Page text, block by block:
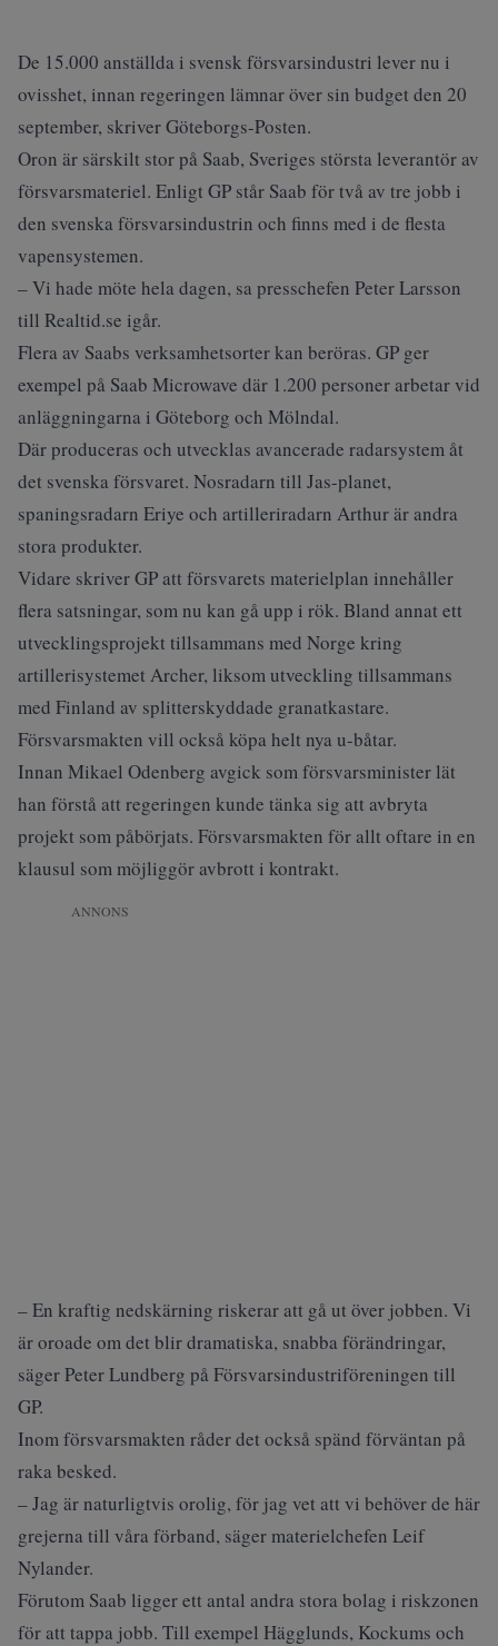
De 15.000 anställda i svensk försvarsindustri lever nu i
ovisshet, innan regeringen lämnar över sin budget den 20
september, skriver Göteborgs-Posten.
Oron är särskilt stor på Saab, Sveriges största leverantör av
försvarsmateriel. Enligt GP står Saab för två av tre jobb i
den svenska försvarsindustrin och finns med i de flesta
vapensystemen.
– Vi hade möte hela dagen, sa presschefen Peter Larsson
till Realtid.se igår.
Flera av Saabs verksamhetsorter kan beröras. GP ger
exempel på Saab Microwave där 1.200 personer arbetar vid
anläggningarna i Göteborg och Mölndal.
Där produceras och utvecklas avancerade radarsystem åt
det svenska försvaret. Nosradarn till Jas-planet,
spaningsradarn Eriye och artilleriradarn Arthur är andra
stora produkter.
Vidare skriver GP att försvarets materielplan innehåller
flera satsningar, som nu kan gå upp i rök. Bland annat ett
utvecklingsprojekt tillsammans med Norge kring
artillerisystemet Archer, liksom utveckling tillsammans
med Finland av splitterskyddade granatkastare.
Försvarsmakten vill också köpa helt nya u-båtar.
Innan Mikael Odenberg avgick som försvarsminister lät
han förstå att regeringen kunde tänka sig att avbryta
projekt som påbörjats. Försvarsmakten för allt oftare in en
klausul som möjliggör avbrott i kontrakt.
ANNONS
– En kraftig nedskärning riskerar att gå ut över jobben. Vi
är oroade om det blir dramatiska, snabba förändringar,
säger Peter Lundberg på Försvarsindustriföreningen till
GP.
Inom försvarsmakten råder det också spänd förväntan på
raka besked.
– Jag är naturligtvis orolig, för jag vet att vi behöver de här
grejerna till våra förband, säger materielchefen Leif
Nylander.
Förutom Saab ligger ett antal andra stora bolag i riskzonen
för att tappa jobb. Till exempel Hägglunds, Kockums och